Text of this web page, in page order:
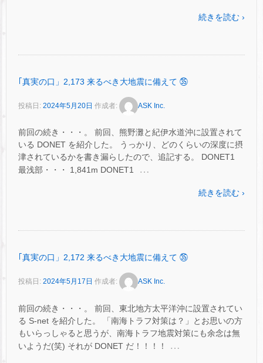
続きを読む ›
｢真実の口」2,173 来るべき大地震に備えて ㉟
投稿日: 2024年5月20日 作成者: ASK Inc.
前回の続き・・・。 前回、熊野灘と紀伊水道沖に設置されて
いる DONET を紹介した。 うっかり、どのくらいの深度に摂
津されているかを書き漏らしたので、追記する。 DONET1
最浅部・・・ 1,841m DONET1
…
続きを読む ›
｢真実の口」2,172 来るべき大地震に備えて ㉟
投稿日: 2024年5月17日 作成者: ASK Inc.
前回の続き・・・。 前回、東北地方太平洋沖に設置されてい
る S-net を紹介した。 「南海トラフ対策は？」とお思いの方
もいらっしゃると思うが、南海トラフ地震対策にも余念は無
いようだ(笑) それが DONET だ！！！！
…